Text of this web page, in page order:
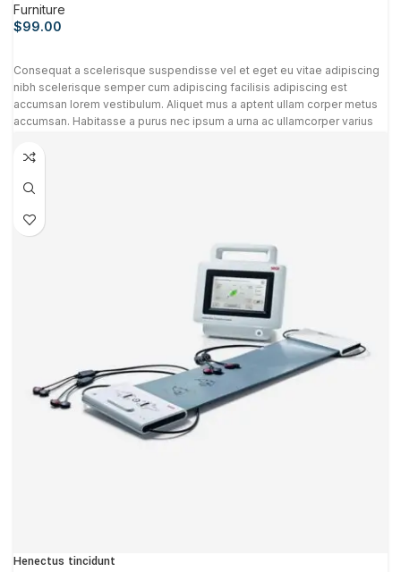
Furniture
$99.00
Consequat a scelerisque suspendisse vel et eget eu vitae adipiscing
nibh scelerisque semper cum adipiscing facilisis adipiscing est
accumsan lorem vestibulum. Aliquet mus a aptent ullam corper metus
accumsan. Habitasse a purus nec ipsum a urna ac ullamcorper varius
Henectus tincidunt